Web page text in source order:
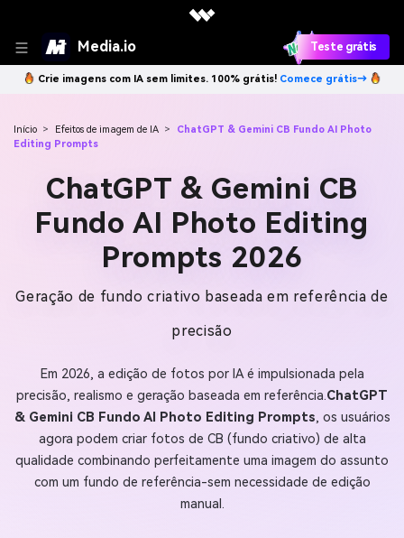
Media.io Teste grátis
Crie imagens com IA sem limites. 100% grátis! Comece grátis→
Início > Efeitos de imagem de IA >
ChatGPT & Gemini CB Fundo AI Photo
Editing Prompts
ChatGPT & Gemini CB
Fundo AI Photo Editing
Prompts 2026
Geração de fundo criativo baseada em referência de
precisão
Em 2026, a edição de fotos por IA é impulsionada pela
precisão, realismo e geração baseada em referência.ChatGPT
& Gemini CB Fundo AI Photo Editing Prompts, os usuários
agora podem criar fotos de CB (fundo criativo) de alta
qualidade combinando perfeitamente uma imagem do assunto
com um fundo de referência-sem necessidade de edição
manual.